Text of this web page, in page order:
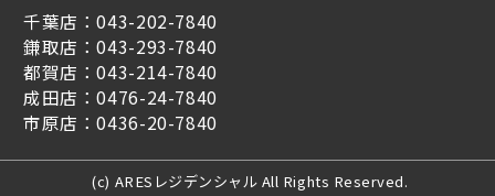
千葉店：043-202-7840
鎌取店：043-293-7840
都賀店：043-214-7840
成田店：0476-24-7840
市原店：0436-20-7840
(c) ARESレジデンシャル All Rights Reserved.